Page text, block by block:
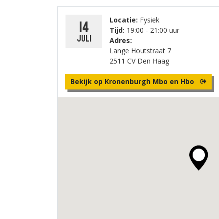
14
juli
Locatie: Fysiek
Tijd: 19:00 - 21:00 uur
Adres:
Lange Houtstraat 7
2511 CV Den Haag
Bekijk op Kronenburgh Mbo en Hbo